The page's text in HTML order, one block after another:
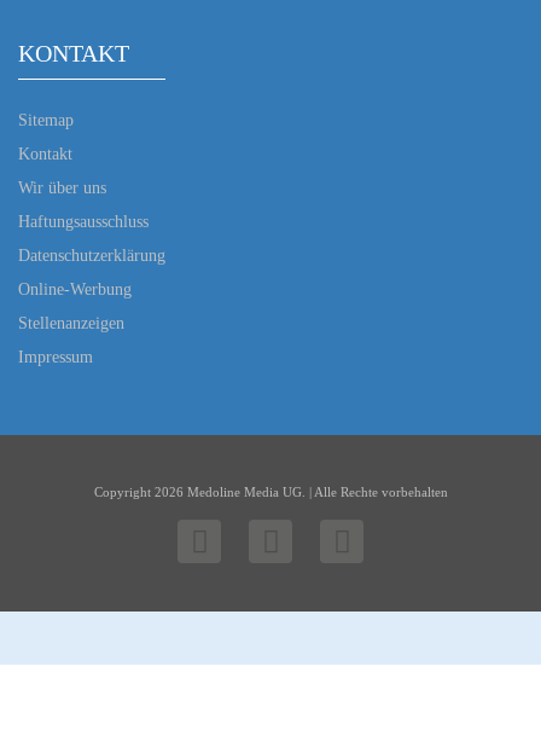
KONTAKT
Sitemap
Kontakt
Wir über uns
Haftungsausschluss
Datenschutzerklärung
Online-Werbung
Stellenanzeigen
Impressum
Copyright 2026 Medoline Media UG. | Alle Rechte vorbehalten